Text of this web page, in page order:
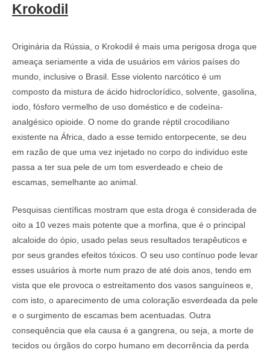
Krokodil
Originária da Rússia, o Krokodil é mais uma perigosa droga que
ameaça seriamente a vida de usuários em vários países do
mundo, inclusive o Brasil. Esse violento narcótico é um
composto da mistura de ácido hidroclorídico, solvente, gasolina,
iodo, fósforo vermelho de uso doméstico e de codeína-
analgésico opioide. O nome do grande réptil crocodiliano
existente na África, dado a esse temido entorpecente, se deu
em razão de que uma vez injetado no corpo do individuo este
passa a ter sua pele de um tom esverdeado e cheio de
escamas, semelhante ao animal.
Pesquisas científicas mostram que esta droga é considerada de
oito a 10 vezes mais potente que a morfina, que é o principal
alcaloide do ópio, usado pelas seus resultados terapêuticos e
por seus grandes efeitos tóxicos. O seu uso contínuo pode levar
esses usuários à morte num prazo de até dois anos, tendo em
vista que ele provoca o estreitamento dos vasos sanguíneos e,
com isto, o aparecimento de uma coloração esverdeada da pele
e o surgimento de escamas bem acentuadas. Outra
consequência que ela causa é a gangrena, ou seja, a morte de
tecidos ou órgãos do corpo humano em decorrência da perda